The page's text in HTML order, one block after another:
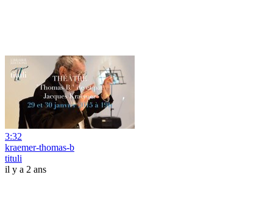
3:32
kraemer-thomas-b
tituli
il y a 2 ans